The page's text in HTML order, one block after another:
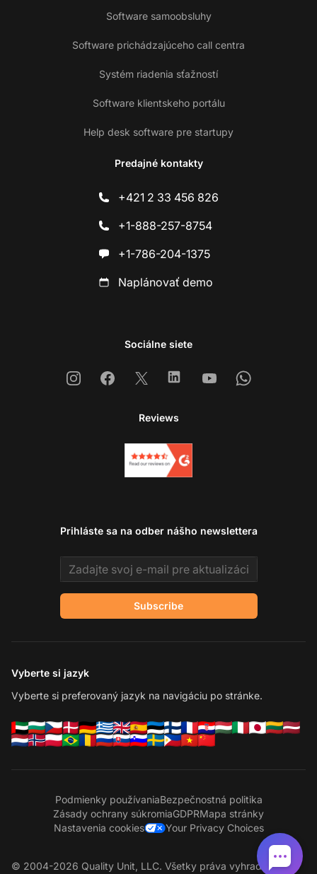
Software samoobsluhy
Software prichádzajúceho call centra
Systém riadenia sťažností
Software klientskeho portálu
Help desk software pre startupy
Predajné kontakty
+421 2 33 456 826
+1-888-257-8754
+1-786-204-1375
Naplánovať demo
Sociálne siete
InstagramFacebook
X LinkedinYoutubeWhatsapp
Reviews
Prihláste sa na odber nášho newslettera
Email address
Subscribe
Vyberte si jazyk
Vyberte si preferovaný jazyk na navigáciu po stránke.
Podmienky používaniaBezpečnostná politika
Zásady ochrany súkromiaGDPRMapa stránky
Nastavenia cookies
Your Privacy Choices
© 2004-2026 Quality Unit, LLC. Všetky práva vyhradené.